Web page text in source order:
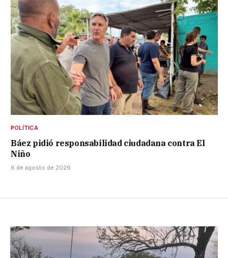
POLÍTICA
Báez pidió responsabilidad ciudadana contra El
Niño
6 de agosto de 2026